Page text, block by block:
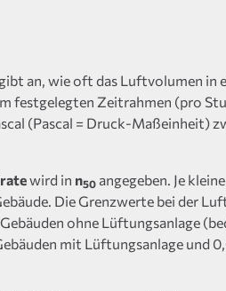
an, wie oft das Luftvolumen in
festgelegten Zeitrahmen (pro
(Pascal = Druck-Maßeinheit)
wird in n50 angegeben. Je
Die Grenzwerte bei der
ohne Lüftungsanlage
mit Lüftungsanlage und